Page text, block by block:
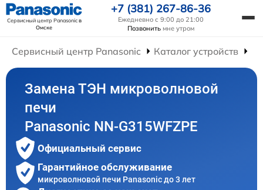
Сервисный центр Panasonicв
Омске
+7 (381) 267-86-36
Ежедневно с 9:00 до 21:00
Позвонить мне утром
Сервисный центр Panasonic Каталог устройств
Замена ТЭН микроволновой
печи
Panasonic NN-G315WFZPE
Официальный сервис
Гарантийное обслуживание
микроволновой печи Panasonic до 3 лет